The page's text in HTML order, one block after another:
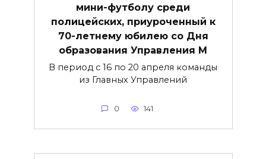
мини-футболу среди
полицейских, приуроченный к
70-летнему юбилею со Дня
образования Управления М
В период с 16 по 20 апреля команды
из Главных Управлений
0 141